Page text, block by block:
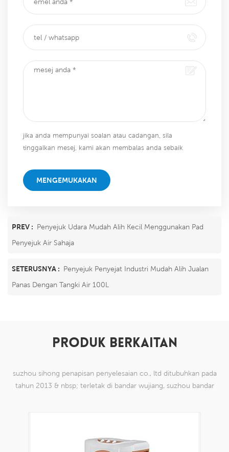
jika anda mempunyai soalan atau cadangan, sila
tinggalkan mesej, kami akan membalas anda sebaik
MENGEMUKAKAN
PREV : Penyejuk Udara Mudah Alih Kecil Menggunakan Pad
Penyejuk Air Sahaja
SETERUSNYA : Penyejuk Penyejat Industri Mudah Alih Jualan
Panas Dengan Tangki Air 100L
PRODUK BERKAITAN
suzhou sihong penapisan penyelesaian co., ltd ditubuhkan pada
tahun 2013 & nbsp; terletak di bandar wujiang, suzhou bandar